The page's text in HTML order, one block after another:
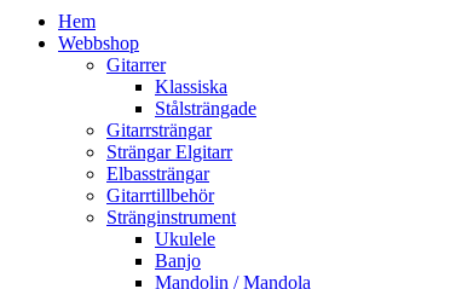
Hem
Webbshop
Gitarrer
Klassiska
Stålsträngade
Gitarrsträngar
Strängar Elgitarr
Elbassträngar
Gitarrtillbehör
Stränginstrument
Ukulele
Banjo
Mandolin / Mandola